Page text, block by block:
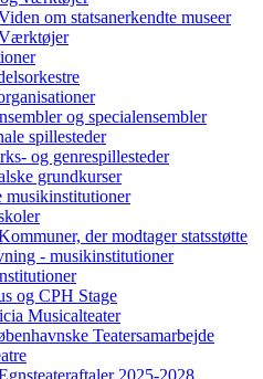
om statsanerkendte museer
og specialensembler
spillesteder
og genrespillesteder
grundkurser
der modtager statsstøtte
- musikinstitutioner
og CPH Stage
Musicalteater
Teatersamarbejde
2025-2028